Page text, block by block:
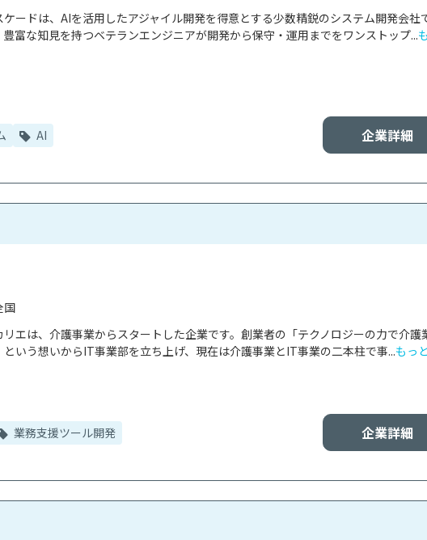
ードは、AIを活用したアジャイル開発を得意とする少数精鋭のシステム開発会社
富な知見を持つベテランエンジニアが開発から保守・運用までをワンストップ...
企業詳細
AI
エは、介護事業からスタートした企業です。創業者の「テクノロジーの力で介護
という想いからIT事業部を立ち上げ、現在は介護事業とIT事業の二本柱で事...もっ
国
企業詳細
業務支援ツール開発